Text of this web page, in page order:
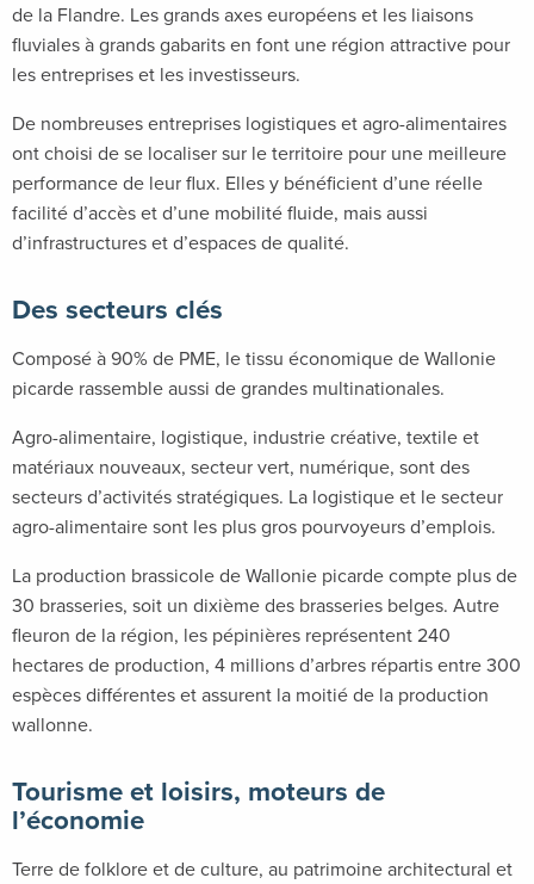
de la Flandre. Les grands axes européens et les liaisons
fluviales à grands gabarits en font une région attractive pour
les entreprises et les investisseurs.
De nombreuses entreprises logistiques et agro-alimentaires
ont choisi de se localiser sur le territoire pour une meilleure
performance de leur flux. Elles y bénéficient d’une réelle
facilité d’accès et d’une mobilité fluide, mais aussi
d’infrastructures et d’espaces de qualité.
Des secteurs clés
Composé à 90% de PME, le tissu économique de Wallonie
picarde rassemble aussi de grandes multinationales.
Agro-alimentaire, logistique, industrie créative, textile et
matériaux nouveaux, secteur vert, numérique, sont des
secteurs d’activités stratégiques. La logistique et le secteur
agro-alimentaire sont les plus gros pourvoyeurs d’emplois.
La production brassicole de Wallonie picarde compte plus de
30 brasseries, soit un dixième des brasseries belges. Autre
fleuron de la région, les pépinières représentent 240
hectares de production, 4 millions d’arbres répartis entre 300
espèces différentes et assurent la moitié de la production
wallonne.
Tourisme et loisirs, moteurs de
l’économie
Terre de folklore et de culture, au patrimoine architectural et